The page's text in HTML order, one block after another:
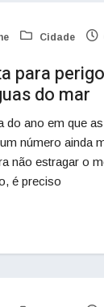
Cidade
para
do mar
do ano em que
número ainda
não estragar o
é preciso